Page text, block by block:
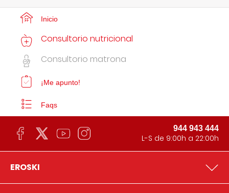
Inicio
Consultorio nutricional
Consultorio matrona
¡Me apunto!
Faqs
944 943 444
L-S de 9:00h a 22:00h
EROSKI